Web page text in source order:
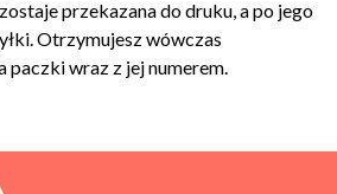
przekazana do druku, a po jego
Otrzymujesz wówczas
paczki wraz z jej numerem.